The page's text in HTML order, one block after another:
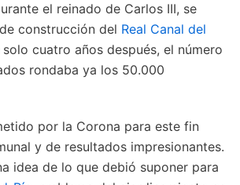
el reinado de Carlos III, se
construcción del Real Canal del
solo cuatro años después, el número
rondaba ya los 50.000
por la Corona para este fin
y de resultados impresionantes.
idea de lo que debió suponer para